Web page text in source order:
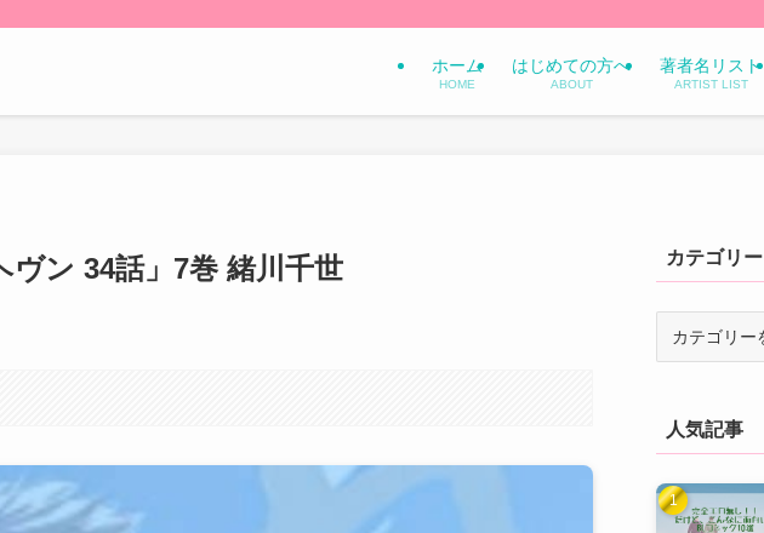
ホーム
HOME
はじめての方へ
ABOUT
著者名リスト
ARTIST LIST
ン 34話」7巻 緒川千世 カテゴリー
ー人気記事